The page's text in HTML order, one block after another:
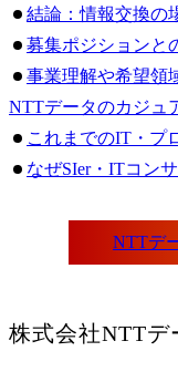
募集ポジションと
事業理解や希望領
NTTデータのカジュ
これまでのIT・プ
なぜSIer・ITコン
大規模プロジェク
候補者からの逆質
希望するコンサル
株式会社NTTデ